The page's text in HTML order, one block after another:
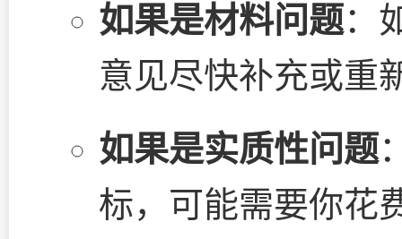
如果是材料问题：
意见尽快补充或重
如果是实质性问题
标，可能需要你花